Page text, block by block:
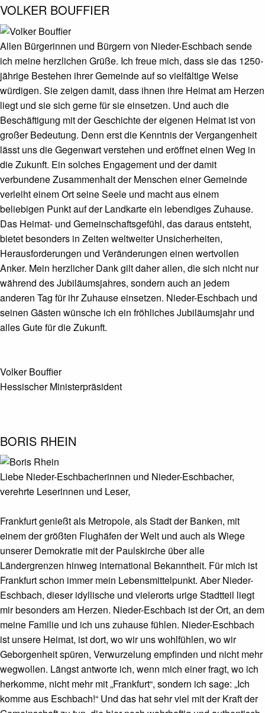
VOLKER BOUFFIER
Allen Bürgerinnen und Bürgern von Nieder-Eschbach sende
ich meine herzlichen Grüße. Ich freue mich, dass sie das 1250-
jährige Bestehen ihrer Gemeinde auf so vielfältige Weise
würdigen. Sie zeigen damit, dass ihnen ihre Heimat am Herzen
liegt und sie sich gerne für sie einsetzen. Und auch die
Beschäftigung mit der Geschichte der eigenen Heimat ist von
großer Bedeutung. Denn erst die Kenntnis der Vergangenheit
lässt uns die Gegenwart verstehen und eröffnet einen Weg in
die Zukunft. Ein solches Engagement und der damit
verbundene Zusammenhalt der Menschen einer Gemeinde
verleiht einem Ort seine Seele und macht aus einem
beliebigen Punkt auf der Landkarte ein lebendiges Zuhause.
Das Heimat- und Gemeinschaftsgefühl, das daraus entsteht,
bietet besonders in Zeiten weltweiter Unsicherheiten,
Herausforderungen und Veränderungen einen wertvollen
Anker. Mein herzlicher Dank gilt daher allen, die sich nicht nur
während des Jubiläumsjahres, sondern auch an jedem
anderen Tag für ihr Zuhause einsetzen. Nieder-Eschbach und
seinen Gästen wünsche ich ein fröhliches Jubiläumsjahr und
alles Gute für die Zukunft.
Volker Bouffier
Hessischer Ministerpräsident
BORIS RHEIN
Liebe Nieder-Eschbacherinnen und Nieder-Eschbacher,
verehrte Leserinnen und Leser,
Frankfurt genießt als Metropole, als Stadt der Banken, mit
einem der größten Flughäfen der Welt und auch als Wiege
unserer Demokratie mit der Paulskirche über alle
Ländergrenzen hinweg international Bekanntheit. Für mich ist
Frankfurt schon immer mein Lebensmittelpunkt. Aber Nieder-
Eschbach, dieser idyllische und vielerorts urige Stadtteil liegt
mir besonders am Herzen. Nieder-Eschbach ist der Ort, an dem
meine Familie und ich uns zuhause fühlen. Nieder-Eschbach
ist unsere Heimat, ist dort, wo wir uns wohlfühlen, wo wir
Geborgenheit spüren, Verwurzelung empfinden und nicht mehr
wegwollen. Längst antworte ich, wenn mich einer fragt, wo ich
herkomme, nicht mehr mit „Frankfurt“, sondern ich sage: „Ich
komme aus Eschbach!“ Und das hat sehr viel mit der Kraft der